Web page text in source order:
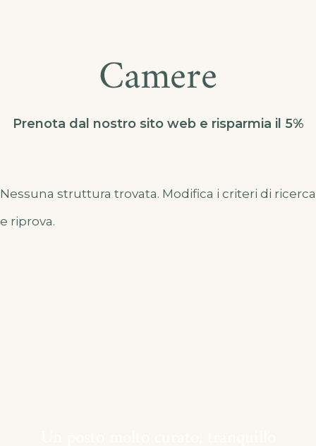
Camere
Prenota dal nostro sito web e risparmia il 5%
Nessuna struttura trovata. Modifica i criteri di ricerca
e riprova.